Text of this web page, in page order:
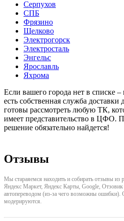
Серпухов
СПБ
Фрязино
Щелково
Электрогорск
Электросталь
Энгельс
Ярославль
Яхрома
Если вашего города нет в списке –
есть собственная служба
готовы рассмотреть любую ТК,
имеет представительство в ЦФО.
решение обязательно найдется!
Отзывы
Мы стараяемся находить и собирать отзывы из
Яндекс Маркет, Яндекс Карты, Google,
автопереводом (из-за чего возможны ошибки).
модерируются.